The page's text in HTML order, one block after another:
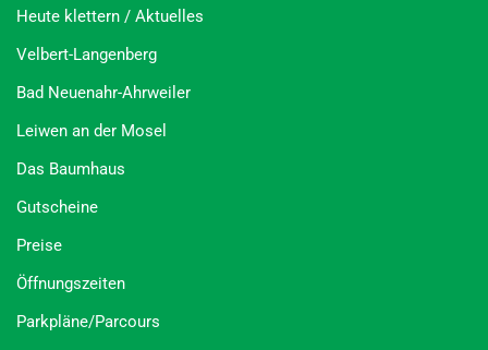
Heute klettern / Aktuelles
Velbert-Langenberg
Bad Neuenahr-Ahrweiler
Leiwen an der Mosel
Das Baumhaus
Gutscheine
Preise
Öffnungszeiten
Parkpläne/Parcours